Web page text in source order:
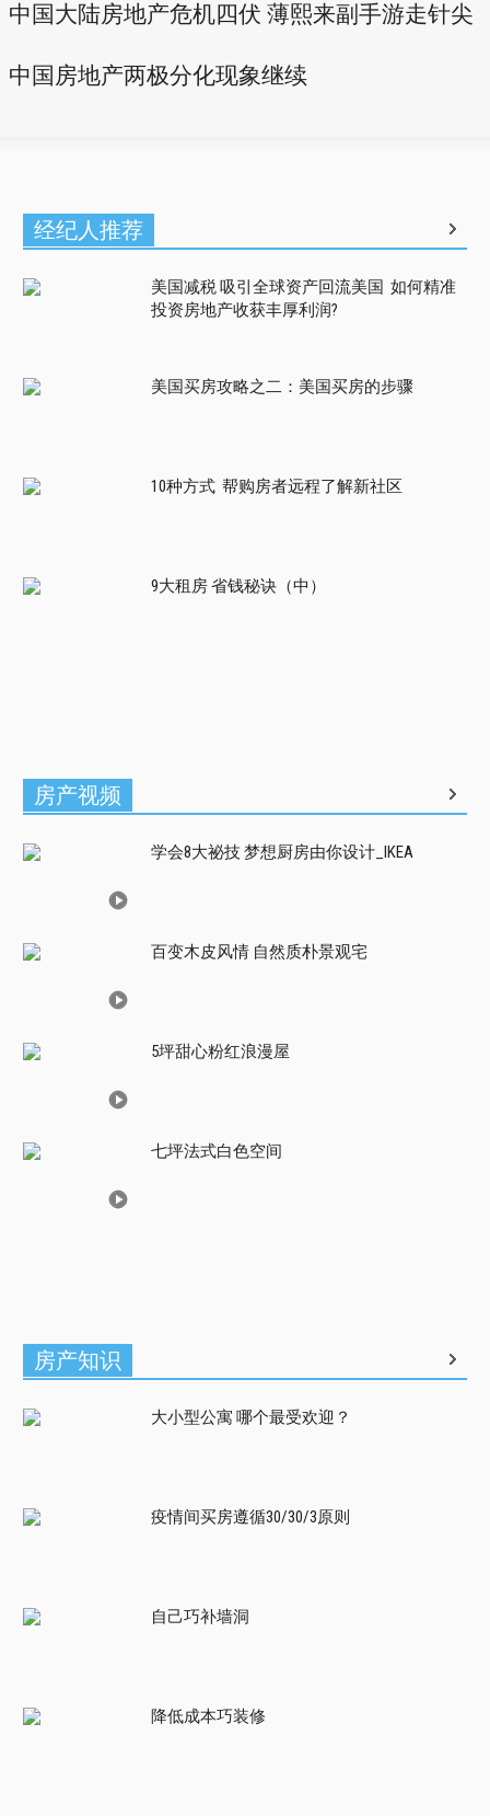
中国大陆房地产危机四伏 薄熙来副手游走针尖
中国房地产两极分化现象继续
经纪人推荐
美国减税 吸引全球资产回流美国 如何精准
投资房地产收获丰厚利润?
美国买房攻略之二：美国买房的步骤
10种方式 帮购房者远程了解新社区
9大租房 省钱秘诀（中）
房产视频
学会8大祕技 梦想厨房由你设计_IKEA
百变木皮风情 自然质朴景观宅
5坪甜心粉红浪漫屋
七坪法式白色空间
房产知识
大小型公寓 哪个最受欢迎？
疫情间买房遵循30/30/3原则
自己巧补墙洞
降低成本巧装修